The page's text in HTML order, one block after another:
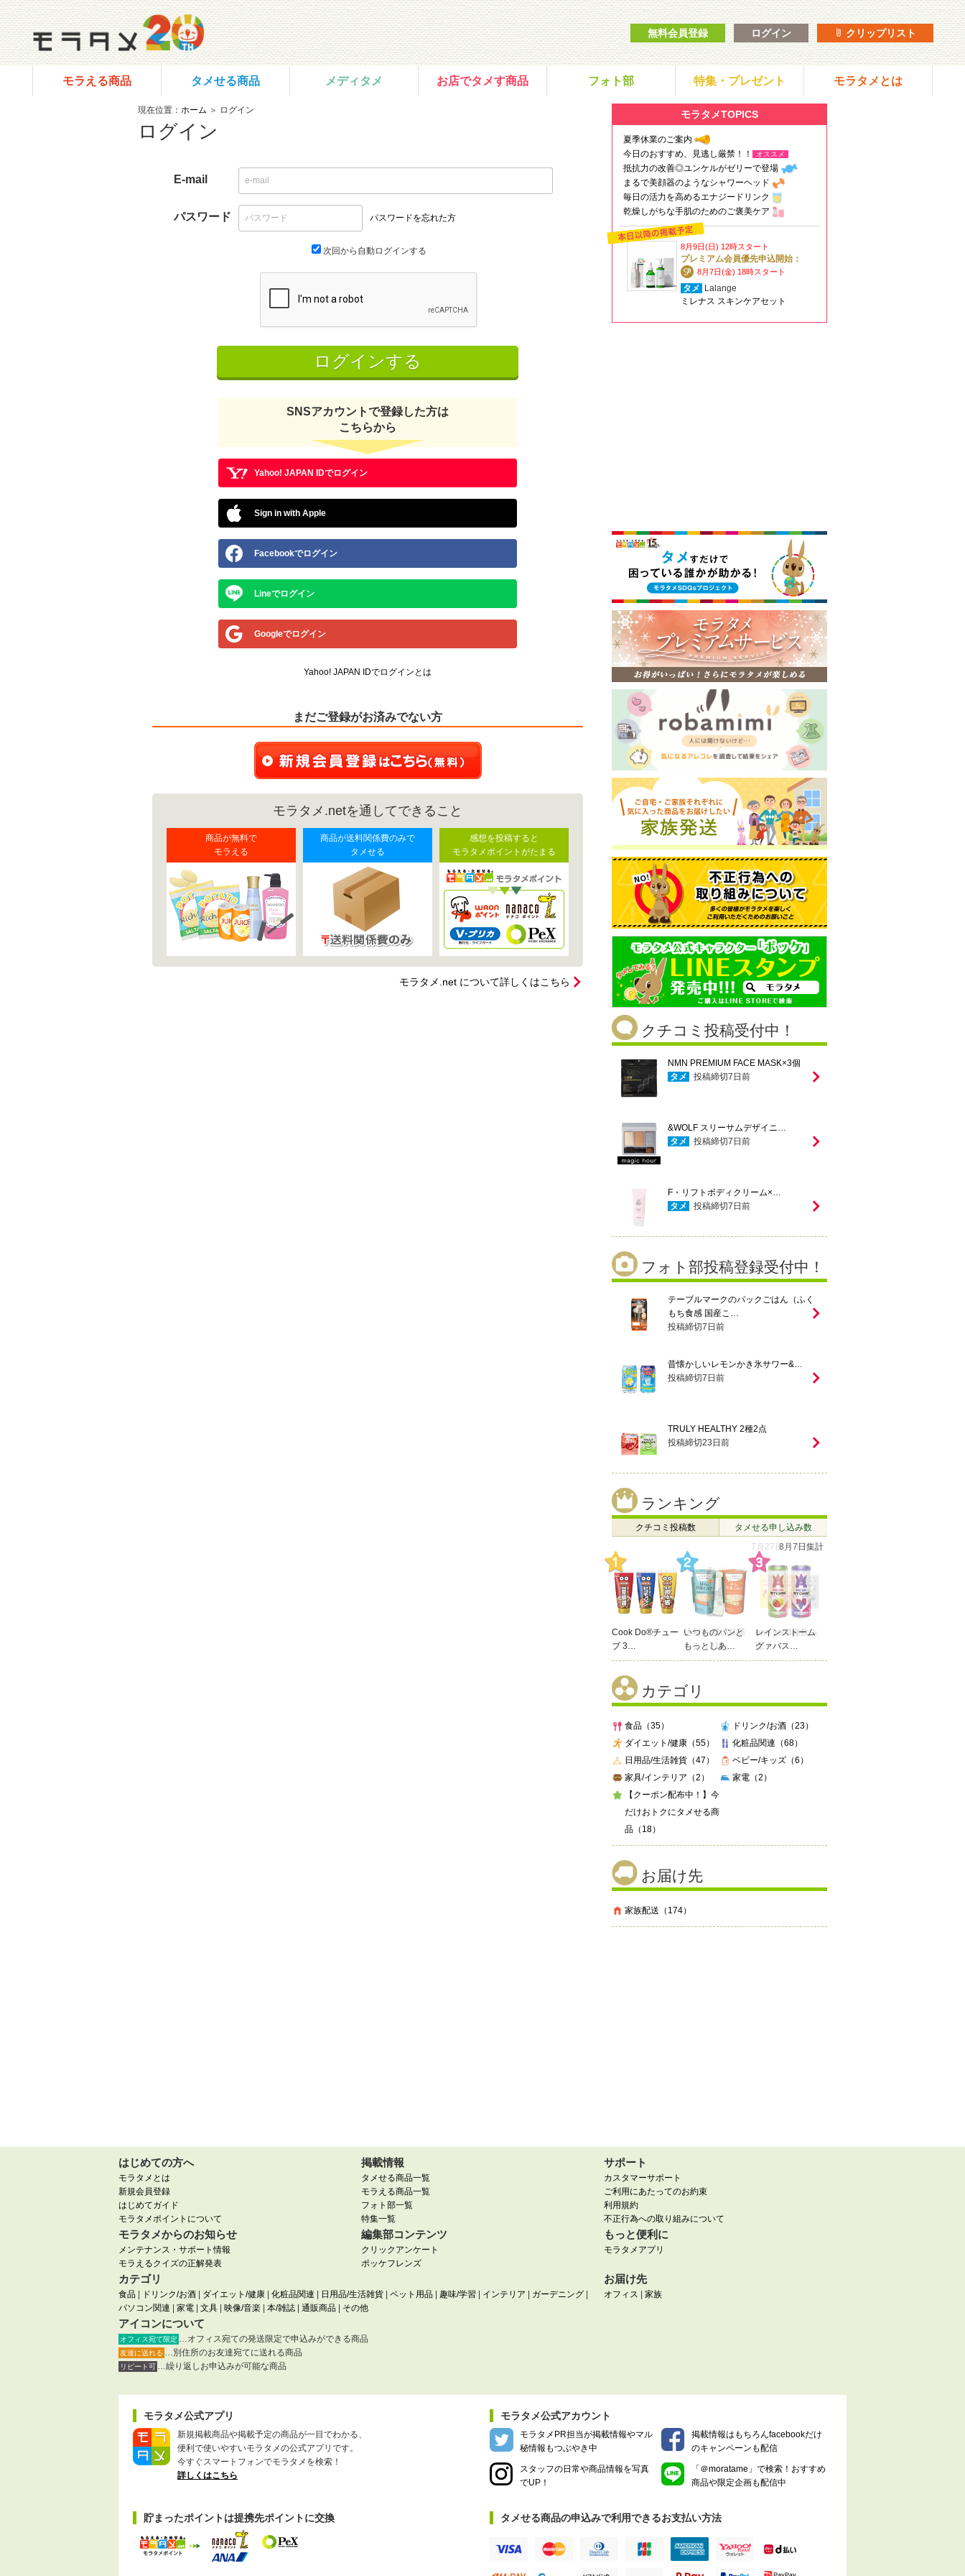
無料会員登録 ログイン クリップリスト
モラえる商品 タメせる商品 メディタメ お店でタメす商品 フォト部 特集・プレゼント モラタメとは
現在位置： ホーム ＞ ログイン
ログイン
E-mail
パスワード パスワードを忘れた方
次回から自動ログインする
SNSアカウントで登録した方は
こちらから
Yahoo! JAPAN IDでログイン
Sign in with Apple
Facebookでログイン
Lineでログイン
Googleでログイン
Yahoo! JAPAN IDでログインとは
まだご登録がお済みでない方
モラタメ.netを通してできること
商品が無料で
モラえる
商品が送料関係費のみで
タメせる
感想を投稿すると
モラタメポイントがたまる
モラタメ.net について詳しくはこちら
モラタメTOPICS
夏季休業のご案内
今日のおすすめ、見逃し厳禁！！
オススメ
抵抗力の改善◎ユンケルがゼリーで登場
まるで美顔器のようなシャワーヘッド
毎日の活力を高めるエナジードリンク
乾燥しがちな手肌のためのご褒美ケア
8月9日(日) 12時スタート
プレミアム会員優先申込開始：
8月7日(金) 18時スタート
タメ
Lalange
ミレナス スキンケアセット
クチコミ投稿受付中！
NMN PREMIUM FACE MASK×3個
タメ
投稿締切7 日前
&WOLF スリーサムデザイニ…
タメ
投稿締切7 日前
F・リフトボディクリーム×…
タメ
投稿締切7 日前
フォト部投稿登録受付中！
テーブルマークのパックごはん（ふく
もち食感 国産こ…
投稿締切7 日前
昔懐かしいレモンかき氷サワー&…
投稿締切7 日前
TRULY HEALTHY 2種2点
投稿締切23 日前
ランキング
クチコミ投稿数
タメせる申し込み数
7月27日 ～ 8月2日
Cook Do®チュー
ブ 3…
辻利 お濃い抹茶
ラテ（210…
enn you3種飲み
比…
カテゴリ
食品（35）
ドリンク/お酒（23）
ダイエット/健康（55）
化粧品関連（68）
日用品/生活雑貨（47）
ベビー/キッズ（6）
家具/インテリア（2）
家電（2）
【クーポン配布中！】今
だけおトクにタメせる商
品（18）
お届け先
家族配送（174）
はじめての方へ
モラタメとは
新規会員登録
はじめてガイド
モラタメポイントについて
掲載情報
タメせる商品一覧
モラえる商品一覧
フォト部一覧
特集一覧
サポート
カスタマーサポート
ご利用にあたってのお約束
利用規約
不正行為への取り組みについて
モラタメからのお知らせ
メンテナンス・サポート情報
モラえるクイズの正解発表
編集部コンテンツ
クリックアンケート
ポッケフレンズ
もっと便利に
モラタメアプリ
カテゴリ
食品 ドリンク/お酒 ダイエット/健康 化粧品関連 日用品/生活雑貨 ペット用品 趣味/学習 インテリア ガーデニング
パソコン関連
家電 文具 映像/音楽 本/雑誌 通販商品 その他
お届け先
オフィス 家族
アイコンについて
オフィス宛て限定 …オフィス宛ての発送限定で申込みができる商品
友達に送れる …別住所のお友達宛てに送れる商品
リピート可 …繰り返しお申込みが可能な商品
モラタメ公式アプリ
新規掲載商品や掲載予定の商品が一目でわかる、
便利で使いやすいモラタメの公式アプリです。
今すぐスマートフォンでモラタメを検索！
詳しくはこちら
モラタメ公式アカウント
モラタメPR担当が掲載情報やマル
秘情報もつぶやき中
掲載情報はもちろんfacebookだけ
のキャンペーンも配信
スタッフの日常や商品情報を写真
でUP！
「＠moratame」で検索！おすすめ
商品や限定企画も配信中
貯まったポイントは提携先ポイントに交換 タメせる商品の申込みで利用できるお支払い方法